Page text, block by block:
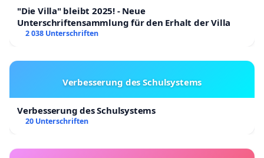
"Die Villa" bleibt 2025! - Neue
Unterschriftensammlung für den Erhalt der Villa
2 038 Unterschriften
Verbesserung des Schulsystems
Verbesserung des Schulsystems
20 Unterschriften